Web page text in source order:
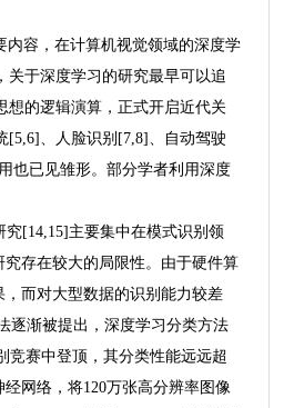
内容，在计算机视觉领域的深度学
关于深度学习的研究最早可以追
想的逻辑演算，正式开启近代关
[5,6]、人脸识别[7,8]、自动驾驶
也已见雏形。部分学者利用深度
[14,15]主要集中在模式识别领
存在较大的局限性。由于硬件算
而对大型数据的识别能力较差
逐渐被提出，深度学习分类方法
竞赛中登顶，其分类性能远远超
网络，将120万张高分辨率图像